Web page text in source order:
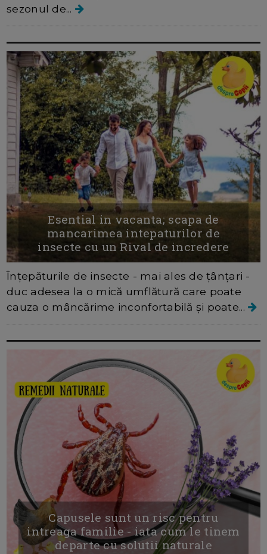
sezonul de...
Esential in vacanta; scapa de
mancarimea intepaturilor de
insecte cu un Rival de incredere
Înțepăturile de insecte - mai ales de țânțari -
duc adesea la o mică umflătură care poate
cauza o mâncărime inconfortabilă și poate...
Capusele sunt un risc pentru
intreaga familie - iata cum le tinem
departe cu solutii naturale